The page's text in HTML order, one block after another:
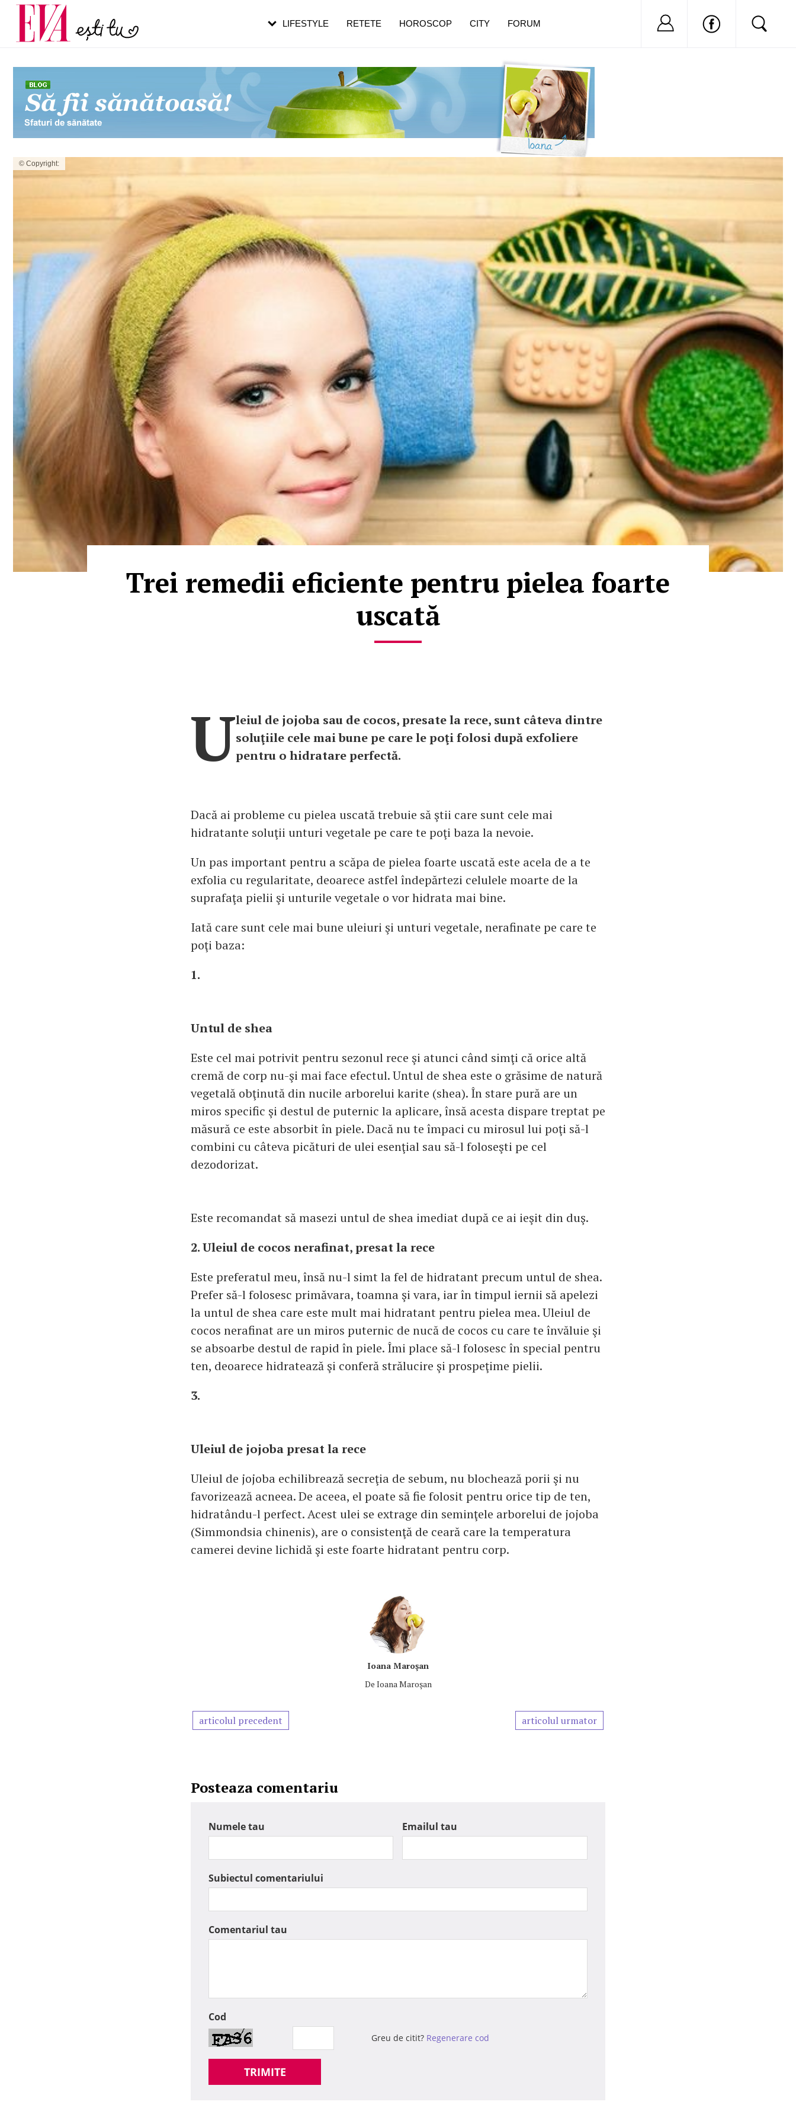
© Copyright:
Trei remedii eficiente pentru pielea foarte
uscată
Uleiul de jojoba sau de cocos, presate la rece, sunt câteva dintre
soluţiile cele mai bune pe care le poţi folosi după exfoliere
pentru o hidratare perfectă.
Dacă ai probleme cu pielea uscată trebuie să ştii care sunt cele mai
hidratante soluţii unturi vegetale pe care te poţi baza la nevoie.
Un pas important pentru a scăpa de pielea foarte uscată este acela de a te
exfolia cu regularitate, deoarece astfel îndepărtezi celulele moarte de la
suprafaţa pielii şi unturile vegetale o vor hidrata mai bine.
Iată care sunt cele mai bune uleiuri şi unturi vegetale, nerafinate pe care te
poţi baza:
1.
Untul de shea
Este cel mai potrivit pentru sezonul rece şi atunci când simţi că orice altă
cremă de corp nu-şi mai face efectul. Untul de shea este o grăsime de natură
vegetală obţinută din nucile arborelui karite (shea). În stare pură are un
miros specific şi destul de puternic la aplicare, însă acesta dispare treptat pe
măsură ce este absorbit în piele. Dacă nu te împaci cu mirosul lui poţi să-l
combini cu câteva picături de ulei esenţial sau să-l foloseşti pe cel
dezodorizat.
Este recomandat să masezi untul de shea imediat după ce ai ieşit din duş.
2. Uleiul de cocos nerafinat, presat la rece
Este preferatul meu, însă nu-l simt la fel de hidratant precum untul de shea.
Prefer să-l folosesc primăvara, toamna şi vara, iar în timpul iernii să apelezi
la untul de shea care este mult mai hidratant pentru pielea mea. Uleiul de
cocos nerafinat are un miros puternic de nucă de cocos cu care te învăluie şi
se absoarbe destul de rapid în piele. Îmi place să-l folosesc în special pentru
ten, deoarece hidratează şi conferă strălucire şi prospeţime pielii.
3.
Uleiul de jojoba presat la rece
Uleiul de jojoba echilibrează secreţia de sebum, nu blochează porii şi nu
favorizează acneea. De aceea, el poate să fie folosit pentru orice tip de ten,
hidratându-l perfect. Acest ulei se extrage din seminţele arborelui de jojoba
(Simmondsia chinenis), are o consistenţă de ceară care la temperatura
camerei devine lichidă şi este foarte hidratant pentru corp.
Ioana Maroşan
De Ioana Maroşan
articolul precedent articolul urmator
Posteaza comentariu
Numele tau Emailul tau
Subiectul comentariului
Comentariul tau
Cod
Greu de citit? Regenerare cod
TRIMITE
LIFESTYLE RETETE HOROSCOP CITY FORUM Nu ai cont?
Carieră
Actualitate
pe măsură ce înaintezi în vârstă
de dureroasă este investigația